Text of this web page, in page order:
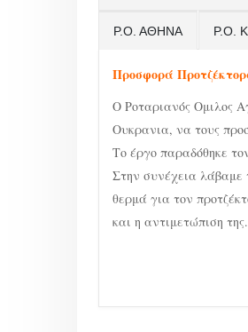
Ρ.Ο. ΑΘΗΝΑ Ρ.Ο.
Προσφορά
Ο Ροταριανός Ομιλος
Ουκρανια, να τους
Το έργο παραδόθηκε
Στην συνέχεια λάβαμε
θερμά για τον
και η αντιμετώπιση της.